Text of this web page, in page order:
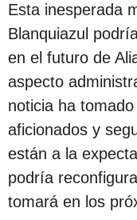
b
l
i
c
a
c
i
ó
n
Esta inesperada
Blanquiazul
en el futuro de
aspecto
noticia ha
aficionados y
están a la
podría
tomará en los